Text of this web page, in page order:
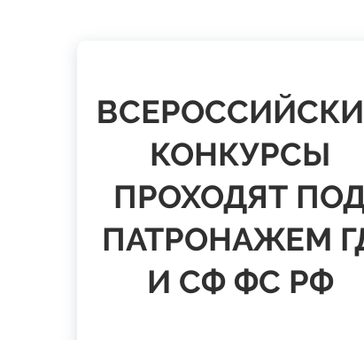
КОНКУРСЫ
ПРОХОДЯТ
ПАТРОНАЖЕМ
И СФ ФС РФ